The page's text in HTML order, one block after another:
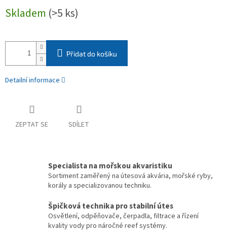
cena:
Skladem (>5 ks)
Přidat do košíku
Detailní informace
ZEPTAT SE SDÍLET
Specialista na mořskou akvaristiku
Sortiment zaměřený na útesová akvária, mořské ryby,
korály a specializovanou techniku.
Špičková technika pro stabilní útes
Osvětlení, odpěňovače, čerpadla, filtrace a řízení
kvality vody pro náročné reef systémy.